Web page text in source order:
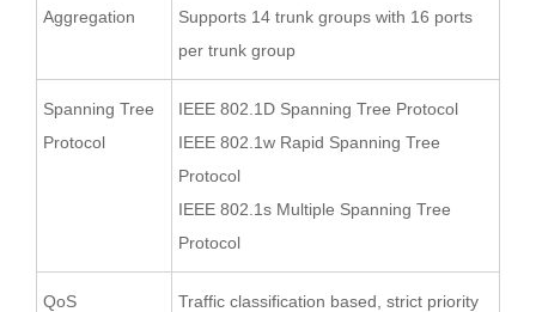
Aggregation
Supports 14 trunk groups with 16 ports
per trunk group
Spanning Tree
Protocol
IEEE 802.1D Spanning Tree Protocol
IEEE 802.1w Rapid Spanning Tree
Protocol
IEEE 802.1s Multiple Spanning Tree
Protocol
QoS
Traffic classification based, strict priority